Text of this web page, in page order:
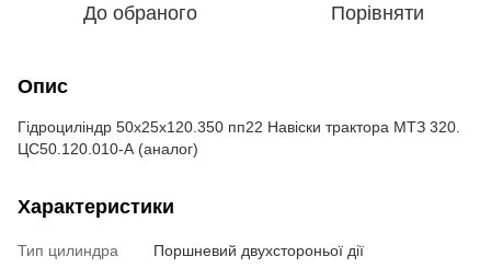
До обраного Порівняти
Опис
Гідроциліндр 50х25х120.350 пп22 Навіски трактора МТЗ 320.
ЦС50.120.010-А (аналог)
Характеристики
Тип цилиндра
Поршневий двухстороньої дії